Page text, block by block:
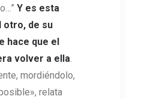
Y es esta
otro, de su
hace que el
volver a ella
mordiéndolo,
relata